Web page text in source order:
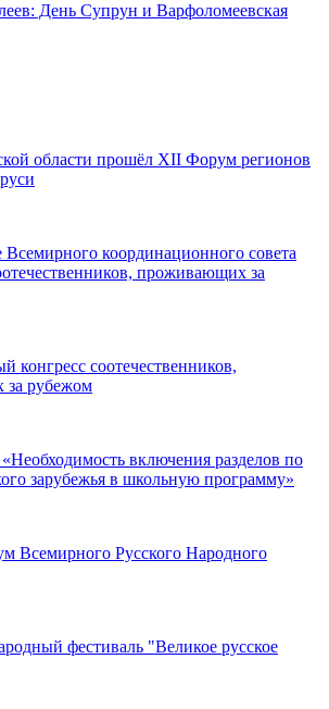
День Супрун и Варфоломеевская
области прошёл XII Форум регионов
Всемирного координационного совета
проживающих за
конгресс соотечественников,
рубежом
включения разделов по
зарубежья в школьную программу»
Всемирного Русского Народного
фестиваль "Великое русское